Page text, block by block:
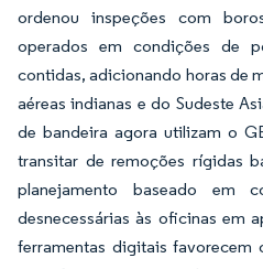
ordenou inspeções com
operados em condições de
contidas, adicionando horas de
aéreas indianas e do Sudeste
de bandeira agora utilizam o
transitar de remoções rígidas
planejamento baseado em
desnecessárias às oficinas em
ferramentas digitais favorecem